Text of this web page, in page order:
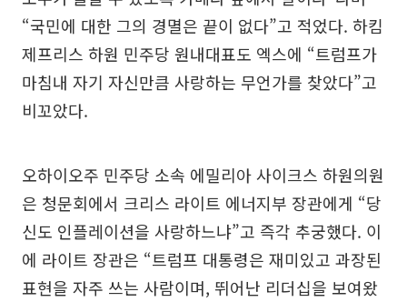
“국민에 대한 그의 경멸은 끝이 없다”고 적었다. 하킴
제프리스 하원 민주당 원내대표도 엑스에 “트럼프가
마침내 자기 자신만큼 사랑하는 무언가를 찾았다”고
비꼬았다.
오하이오주 민주당 소속 에밀리아 사이크스 하원의원
은 청문회에서 크리스 라이트 에너지부 장관에게 “당
신도 인플레이션을 사랑하느냐”고 즉각 추궁했다. 이
에 라이트 장관은 “트럼프 대통령은 재미있고 과장된
표현을 자주 쓰는 사람이며, 뛰어난 리더십을 보여왔